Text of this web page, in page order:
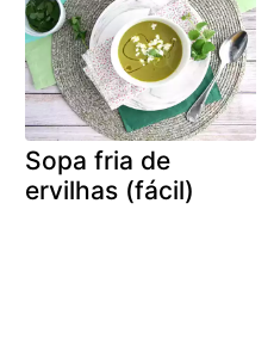
Sopa fria de
ervilhas (fácil)